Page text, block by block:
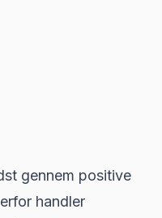
gennem positive
handler